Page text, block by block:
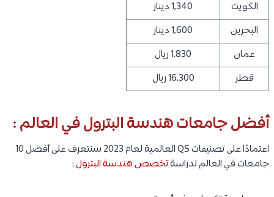
الكويت
1,340 دينار
البحرين
1,600 دينار
عمان
1,830 ريال
قطر
16,300 ريال
أفضل جامعات هندسة البترول في العالم :
اعتمادًا على تصنيفات QS العالمية لعام 2023 سنتعرف على أفضل 10
جامعات في العالم لدراسةتخصص هندسة البترول: